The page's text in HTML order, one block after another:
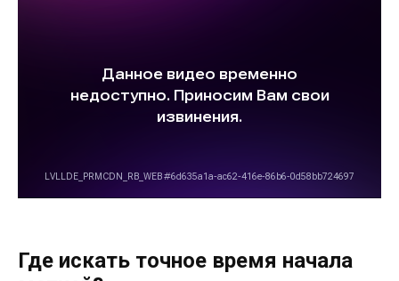
Где искать точное время начала